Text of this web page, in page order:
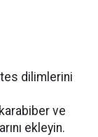
dilimlerini
ve
ekleyin.